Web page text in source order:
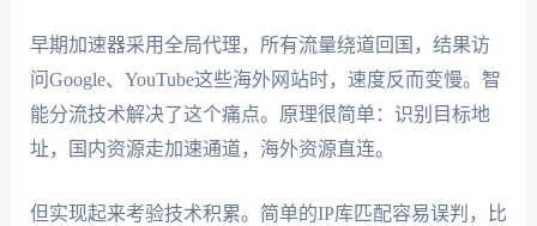
早期加速器采用全局代理，所有流量绕道回国，结果访
问Google、YouTube这些海外网站时，速度反而变慢。智
能分流技术解决了这个痛点。原理很简单：识别目标地
址，国内资源走加速通道，海外资源直连。
但实现起来考验技术积累。简单的IP库匹配容易误判，比